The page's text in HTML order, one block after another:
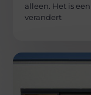
alleen. Het is
verandert